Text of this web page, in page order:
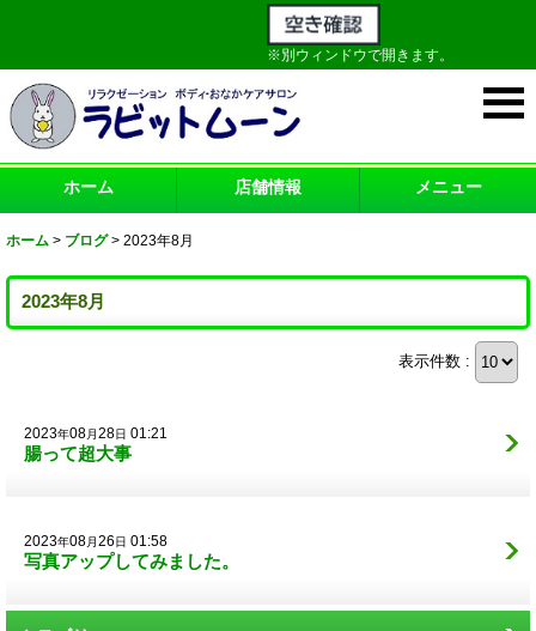
※別ウィンドウで開きます。
ホーム 店舗情報 メニュー
ホーム > ブログ > 2023年8月
2023年8月
表示件数 :
2023年08月28日 01:21
腸って超大事
2023年08月26日 01:58
写真アップしてみました。